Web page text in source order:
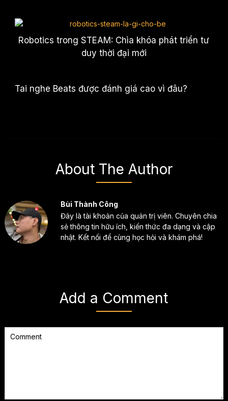
Robotics trong STEAM: Chìa khóa phát triển tư
duy thời đại mới
Tai nghe Beats được đánh giá cao vì đâu?
About The Author
Bùi Thành Công
Đây là tài khoản của quản trị viên. Chuyên chia
sẻ thông tin hữu ích, kiến thức đa dạng và cập
nhật. Kết nối để cùng học hỏi và khám phá!
Add a Comment